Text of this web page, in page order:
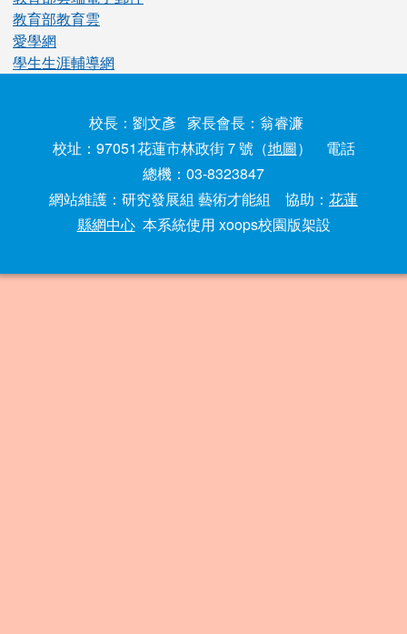
教育部教育雲
愛學網
學生生涯輔導網
校長：劉文彥 家長會長：翁睿濂
校址：97051花蓮市林政街７號（地圖） 電話
總機：03-8323847
網站維護：研究發展組 藝術才能組 協助： 花蓮
縣網中心本系統使用 xoops校園版架設